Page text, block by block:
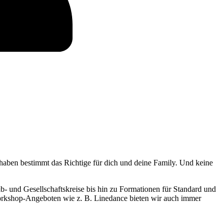
bestimmt das Richtige für dich und deine Family. Und keine
und Gesellschaftskreise bis hin zu Formationen für Standard und
Angeboten wie z. B. Linedance bieten wir auch immer